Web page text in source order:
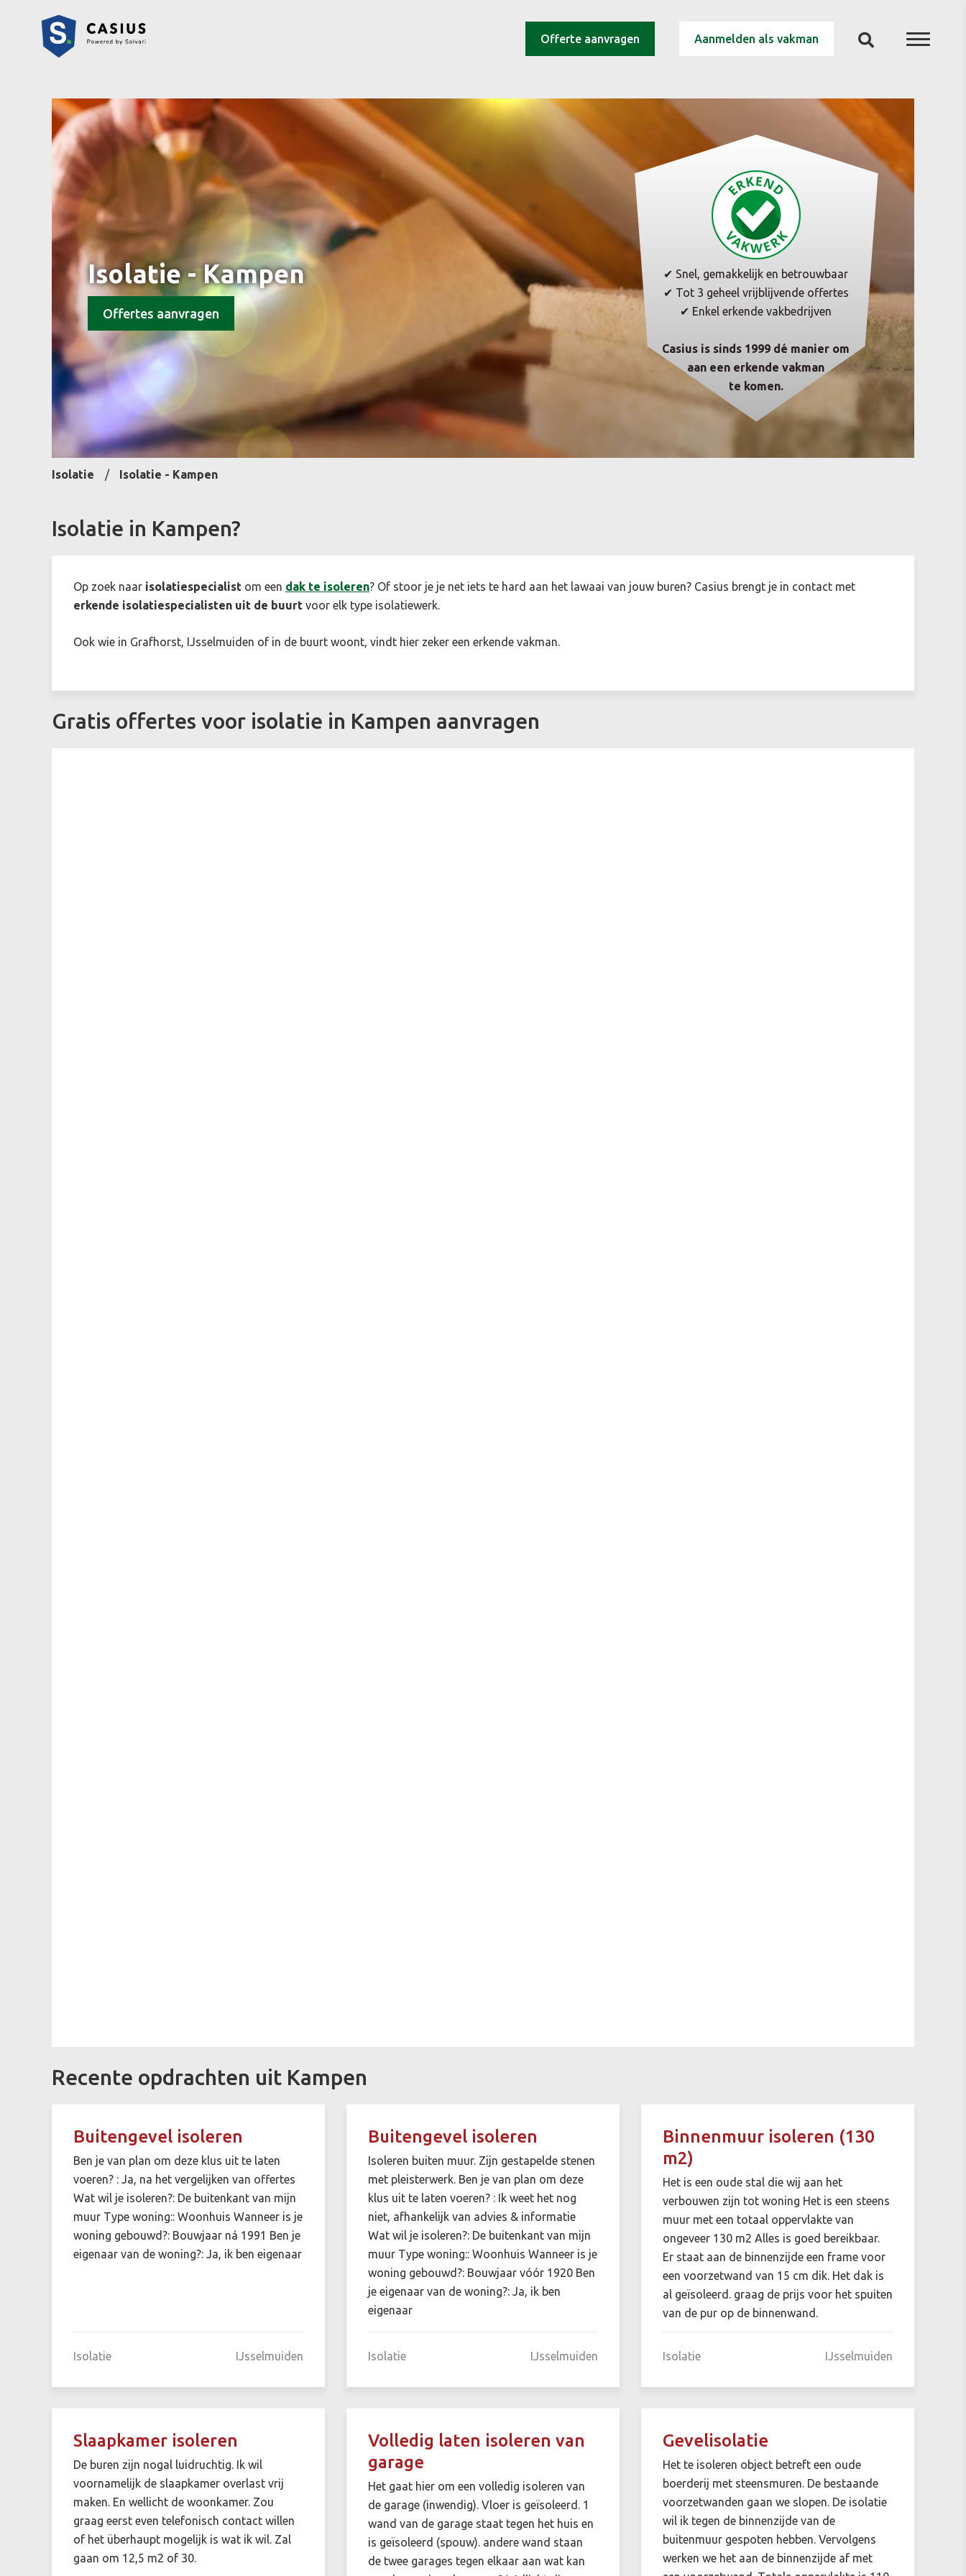
Offerte aanvragen Aanmelden als vakman
Isolatie - Kampen
Offertes aanvragen
✔ Snel, gemakkelijk en betrouwbaar
✔ Tot 3 geheel vrijblijvende offertes
✔ Enkel erkende vakbedrijven
Casius is sinds 1999 dé manier om
aan een erkende vakman
te komen.
Isolatie Isolatie - Kampen
Isolatie in Kampen?
Op zoek naar isolatiespecialist om een dak te isoleren? Of stoor je je net iets te hard aan het lawaai van jouw buren? Casius brengt je in contact met
erkende isolatiespecialisten uit de buurt voor elk type isolatiewerk.
Ook wie in Grafhorst, IJsselmuiden of in de buurt woont, vindt hier zeker een erkende vakman.
Gratis offertes voor isolatie in Kampen aanvragen
Recente opdrachten uit Kampen
Buitengevel isoleren
Ben je van plan om deze klus uit te laten
voeren? : Ja, na het vergelijken van offertes
Wat wil je isoleren?: De buitenkant van mijn
muur Type woning:: Woonhuis Wanneer is je
woning gebouwd?: Bouwjaar ná 1991 Ben je
eigenaar van de woning?: Ja, ik ben eigenaar
Isolatie IJsselmuiden
Buitengevel isoleren
Isoleren buiten muur. Zijn gestapelde stenen
met pleisterwerk. Ben je van plan om deze
klus uit te laten voeren? : Ik weet het nog
niet, afhankelijk van advies & informatie
Wat wil je isoleren?: De buitenkant van mijn
muur Type woning:: Woonhuis Wanneer is je
woning gebouwd?: Bouwjaar vóór 1920 Ben
je eigenaar van de woning?: Ja, ik ben
eigenaar
Isolatie IJsselmuiden
Binnenmuur isoleren (130
m2)
Het is een oude stal die wij aan het
verbouwen zijn tot woning Het is een steens
muur met een totaal oppervlakte van
ongeveer 130 m2 Alles is goed bereikbaar.
Er staat aan de binnenzijde een frame voor
een voorzetwand van 15 cm dik. Het dak is
al geïsoleerd. graag de prijs voor het spuiten
van de pur op de binnenwand.
Isolatie IJsselmuiden
Slaapkamer isoleren
De buren zijn nogal luidruchtig. Ik wil
voornamelijk de slaapkamer overlast vrij
maken. En wellicht de woonkamer. Zou
graag eerst even telefonisch contact willen
of het überhaupt mogelijk is wat ik wil. Zal
gaan om 12,5 m2 of 30.
Volledig laten isoleren van
garage
Het gaat hier om een volledig isoleren van
de garage (inwendig). Vloer is geïsoleerd. 1
wand van de garage staat tegen het huis en
is geïsoleerd (spouw). andere wand staan
de twee garages tegen elkaar aan wat kan
Gevelisolatie
Het te isoleren object betreft een oude
boerderij met steensmuren. De bestaande
voorzetwanden gaan we slopen. De isolatie
wil ik tegen de binnenzijde van de
buitenmuur gespoten hebben. Vervolgens
werken we het aan de binnenzijde af met